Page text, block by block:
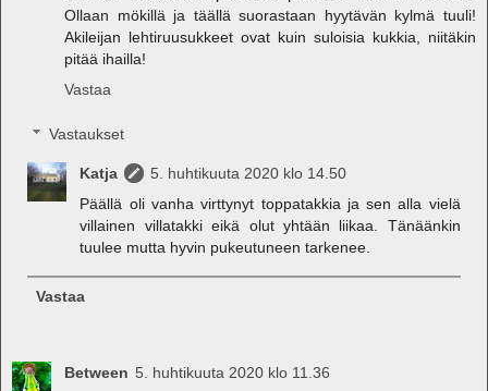
Ollaan mökillä ja täällä suorastaan hyytävän kylmä tuuli!
Akileijan lehtiruusukkeet ovat kuin suloisia kukkia, niitäkin
pitää ihailla!
Vastaa
Vastaukset
Katja
5. huhtikuuta 2020 klo 14.50
Päällä oli vanha virttynyt toppatakkia ja sen alla vielä
villainen villatakki eikä olut yhtään liikaa. Tänäänkin
tuulee mutta hyvin pukeutuneen tarkenee.
Vastaa
Between 5. huhtikuuta 2020 klo 11.36